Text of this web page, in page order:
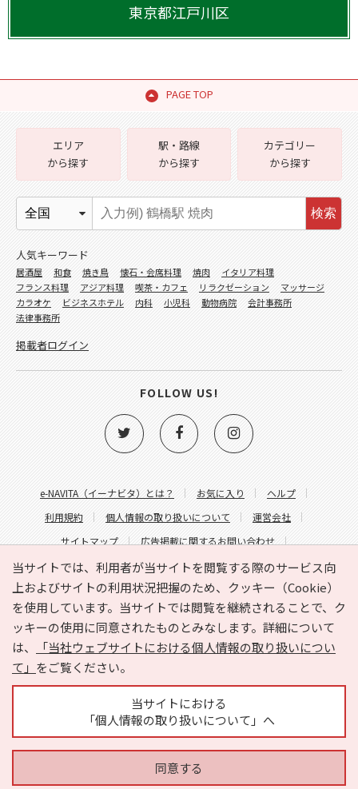
東京都江戸川区
PAGE TOP
当サイトでは、利用者が当サイトを閲覧する際のサービス向
上およびサイトの利用状況把握のため、クッキー（Cookie）
を使用しています。当サイトでは閲覧を継続されることで、ク
ッキーの使用に同意されたものとみなします。詳細について
は、
「当社ウェブサイトにおける個人情報の取り扱いについ
て」 をご覧ください。
当サイトにおける
「個人情報の取り扱いについて」へ
同意する
e-NAVITA（イーナビタ）とは？ お気に入り
ヘルプ
利用規約
個人情報の取り扱いについて
運営会社
サイトマップ
広告掲載に関するお問い合わせ
サイトの内容に関するお問い合わせ
エリア
から探す
駅・路線
から探す
カテゴリー
から探す
検索
人気キーワード
居酒屋 和食 焼き鳥 懐石・会席料理 焼肉
イタリア料理
フランス料理
アジア料理 喫茶・カフェ リラクゼーション
マッサージ
カラオケ
ビジネスホテル 内科 小児科 動物病院
会計事務所
法律事務所
掲載者ログイン
FOLLOW US!
Copyright © HYOJITO.Co.,Ltd. All Rights Reserved.